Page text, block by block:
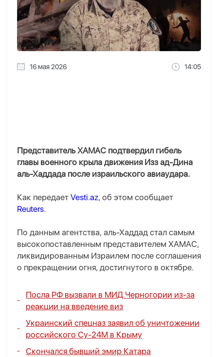
16 мая 2026 14:05
Представитель ХАМАС подтвердил гибель
главы военного крыла движения Изз ад-Дина
аль-Хаддада после израильского авиаудара.
Как передает Vesti.az, об этом сообщает
Reuters.
По данным агентства, аль-Хаддад стал самым
высокопоставленным представителем ХАМАС,
ликвидированным Израилем после соглашения
о прекращении огня, достигнутого в октябре.
Посла РФ вызвали в МИД Черногории из-за
реакции на введение виз
Украинский спецназ заявил об уничтожении
российского Су-24М в Крыму
Скончался бывший эмир Катара